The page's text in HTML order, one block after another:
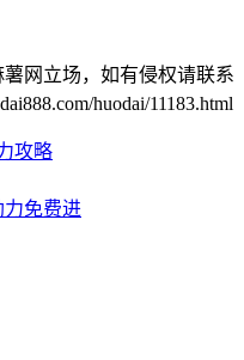
网立场，如有侵权请联系
huodai/11183.html
攻略
力免费进